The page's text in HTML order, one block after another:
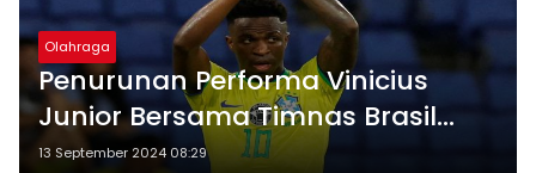
Olahraga
Penurunan Performa Vinicius
Junior Bersama Timnas Brasil
Jadi Sorotan
13 September 2024 08:29